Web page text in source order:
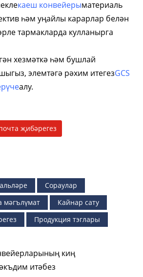
каеш конвейерыматериаль
һәм уңайлы карарлар белән
тармакларда кулланырга
хезмәткә һәм бушлай
элемтәгә рәхим итегезGCS
алу.
җибәрегез
Сораулар
мәгълүмат
Кайнар сату
Продукция тэглары
киң
итәбез